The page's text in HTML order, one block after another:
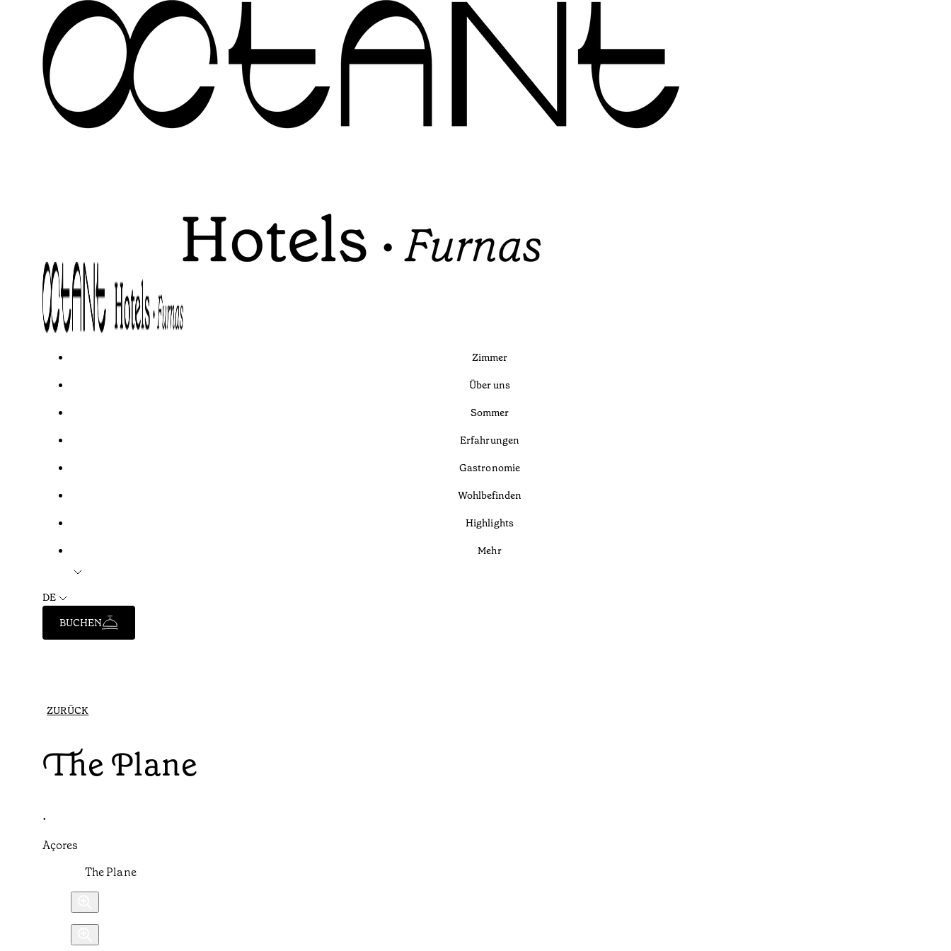
Zimmer
Über uns
Sommer
Erfahrungen
Gastronomie
Wohlbefinden
Highlights
Mehr
DE
BUCHEN
ZURÜCK
The Plane
•
Açores
The Plane